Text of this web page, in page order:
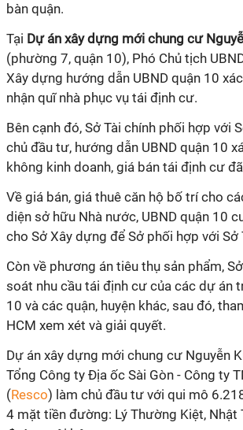
bàn quận.
Tại Dự án xây dựng mới chung cư
(phường 7, quận 10), Phó Chủ tịch
Xây dựng hướng dẫn UBND quận 10
nhận quĩ nhà phục vụ tái định cư.
Bên cạnh đó, Sở Tài chính phối hợp với
chủ đầu tư, hướng dẫn UBND quận 10
không kinh doanh, giá bán tái định cư
Về giá bán, giá thuê căn hộ bố trí cho
diện sở hữu Nhà nước, UBND quận 10
cho Sở Xây dựng để Sở phối hợp với Sở
Còn về phương án tiêu thụ sản phẩm,
soát nhu cầu tái định cư của các dự án
10 và các quận, huyện khác, sau đó,
HCM xem xét và giải quyết.
Dự án xây dựng mới chung cư Nguyễn
Tổng Công ty Địa ốc Sài Gòn - Công ty
(Resco) làm chủ đầu tư với qui mô
4 mặt tiền đường: Lý Thường Kiệt, Nhật